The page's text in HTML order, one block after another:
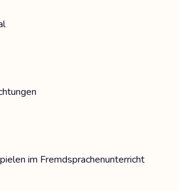
im Fremdsprachenunterricht